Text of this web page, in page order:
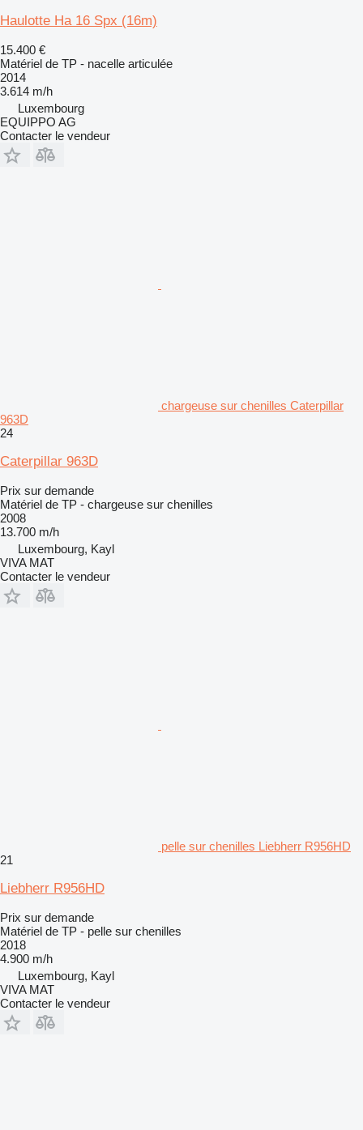
Haulotte Ha 16 Spx (16m)
15.400 €
Matériel de TP - nacelle articulée
2014
3.614 m/h
Luxembourg
EQUIPPO AG
Contacter le vendeur
chargeuse sur chenilles Caterpillar
963D
24
Caterpillar 963D
Prix sur demande
Matériel de TP - chargeuse sur chenilles
2008
13.700 m/h
Luxembourg, Kayl
VIVA MAT
Contacter le vendeur
pelle sur chenilles Liebherr R956HD
21
Liebherr R956HD
Prix sur demande
Matériel de TP - pelle sur chenilles
2018
4.900 m/h
Luxembourg, Kayl
VIVA MAT
Contacter le vendeur